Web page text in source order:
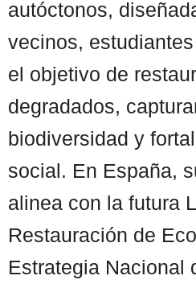
autóctonos,
vecinos,
el objetivo de
degradados,
biodiversidad y
social. En España,
alinea con la futura
Restauración de
Estrategia Nacional